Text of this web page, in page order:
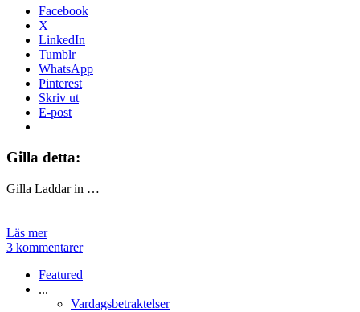
Facebook
X
LinkedIn
Tumblr
WhatsApp
Pinterest
Skriv ut
E-post
Gilla detta:
Gilla Laddar in …
Läs mer
3 kommentarer
Featured
...
Vardagsbetraktelser